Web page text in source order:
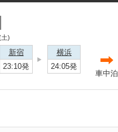
)
新宿
23:10発
横浜
24:05発
車中泊